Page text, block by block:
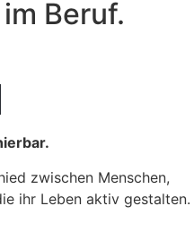
Beruf.
zwischen Menschen,
ihr Leben aktiv gestalten.